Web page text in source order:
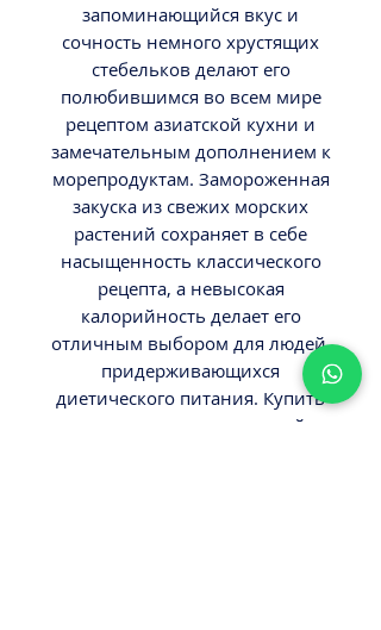
запоминающийся вкус и
сочность немного хрустящих
стебельков делают его
полюбившимся во всем мире
рецептом азиатской кухни и
замечательным дополнением к
морепродуктам. Замороженная
закуска из свежих морских
растений сохраняет в себе
насыщенность классического
рецепта, а невысокая
калорийность делает его
отличным выбором для людей,
придерживающихся
диетического питания. Купить
салат чука замороженный